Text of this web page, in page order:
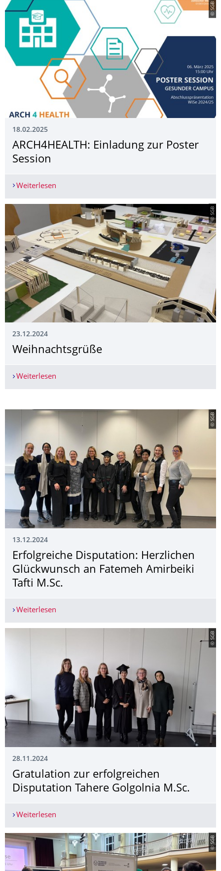
© SGB
18.02.2025
ARCH4HEALTH: Einladung zur Poster
Session
Weiterlesen
© SGB
23.12.2024
Weihnachtsgrüße
Weiterlesen
© SGB
13.12.2024
Erfolgreiche Disputation: Herzlichen
Glückwunsch an Fatemeh Amirbeiki
Tafti M.Sc.
Weiterlesen
© SGB
28.11.2024
Gratulation zur erfolgreichen
Disputation Tahere Golgolnia M.Sc.
Weiterlesen
© SGB